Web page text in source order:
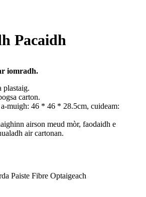
Pacaidh
iomradh.
plastaig.
carton.
muigh: 46 * 46 * 28.5cm, cuideam:
airson meud mòr, faodaidh e
air cartonan.